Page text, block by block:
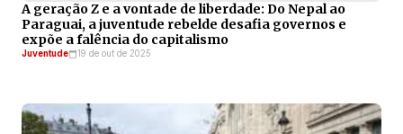
A geração Z e a vontade de liberdade: Do Nepal ao
Paraguai, a juventude rebelde desafia governos e
expõe a falência do capitalismo
Juventude 19 de out de 2025